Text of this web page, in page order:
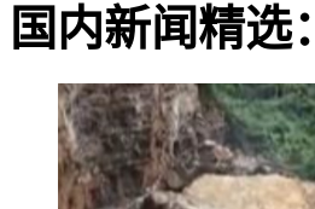
国内新闻精选：